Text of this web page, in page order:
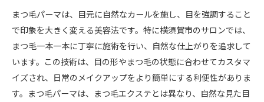
日常の中に溶け込む自然な美しさ
忙しい現代女性にぴったりの施術
横須賀市での美容トレンドの変遷
支持される理由とその魅力
地域性を反映した美容スタイル
まつ毛パーマは、目元に自然なカールを施し、目を強調すること
で印象を大きく変える美容法です。特に横須賀市のサロンでは、
まつ毛一本一本に丁寧に施術を行い、自然な仕上がりを追求して
います。この技術は、目の形やまつ毛の状態に合わせてカスタマ
イズされ、日常のメイクアップをより簡単にする利便性がありま
す。まつ毛パーマは、まつ毛エクステとは異なり、自然な見た目